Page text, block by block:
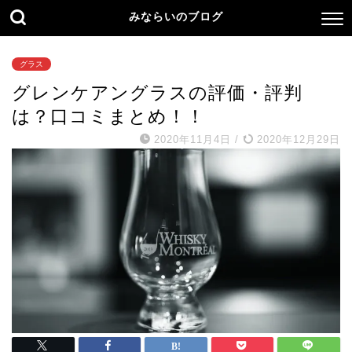
みならいのブログ
グラス
グレンケアングラスの評価・評判
は？口コミまとめ！！
2020年11月4日 / 2020年12月29日